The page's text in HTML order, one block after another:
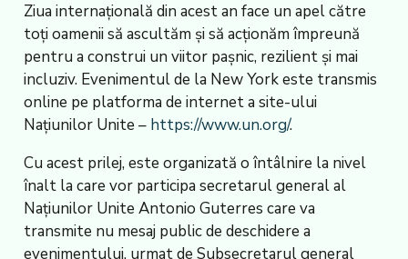
Ziua internațională din acest an face un apel către
toți oamenii să ascultăm și să acționăm împreună
pentru a construi un viitor pașnic, rezilient și mai
incluziv. Evenimentul de la New York este transmis
online pe platforma de internet a site-ului
Națiunilor Unite – https://www.un.org/.
Cu acest prilej, este organizată o întâlnire la nivel
înalt la care vor participa secretarul general al
Națiunilor Unite Antonio Guterres care va
transmite nu mesaj public de deschidere a
evenimentului, urmat de Subsecretarul general